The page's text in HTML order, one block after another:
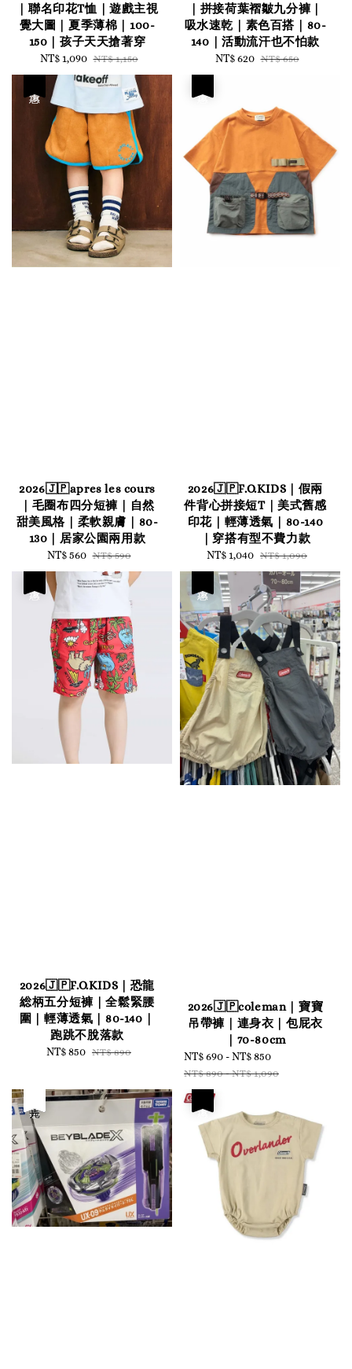
｜聯名印花T恤｜遊戲主視
覺大圖｜夏季薄棉｜100-
150｜孩子天天搶著穿
Sale
price
NT$ 1,090 Regular
price
NT$ 1,150
｜拼接荷葉褶皺九分褲｜
吸水速乾｜素色百搭｜80-
140｜活動流汗也不怕款
Sale
NT$ 620 Regular
NT$ 650
2026🇯🇵apres les cours
｜毛圈布四分短褲｜自然
甜美風格｜柔軟親膚｜80-
130｜居家公園兩用款
Sale
price
NT$ 560 Regular
price
NT$ 590
2026🇯🇵F.O.KIDS｜假兩
件背心拼接短T｜美式舊感
印花｜輕薄透氣｜80-140
｜穿搭有型不費力款
Sale
price
NT$ 1,040 Regular
price
NT$ 1,090
2026🇯🇵F.O.KIDS｜恐龍
総柄五分短褲｜全鬆緊腰
圍｜輕薄透氣｜80-140｜
跑跳不脫落款
Sale
NT$ 850 Regular
NT$ 890
2026🇯🇵coleman｜寶寶
吊帶褲｜連身衣｜包屁衣
｜70-80cm
Sale
price
NT$ 690 -NT$ 850
price
NT$ 890-NT$ 1,090